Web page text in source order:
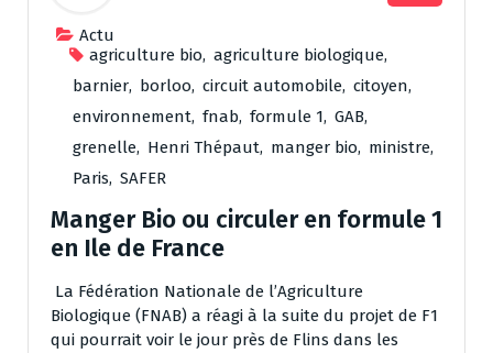
Actu
agriculture bio, agriculture biologique,
barnier, borloo, circuit automobile, citoyen,
environnement, fnab, formule 1, GAB,
grenelle, Henri Thépaut, manger bio, ministre,
Paris, SAFER
Manger Bio ou circuler en formule 1
en Ile de France
La Fédération Nationale de l’Agriculture
Biologique (FNAB) a réagi à la suite du projet de F1
qui pourrait voir le jour près de Flins dans les